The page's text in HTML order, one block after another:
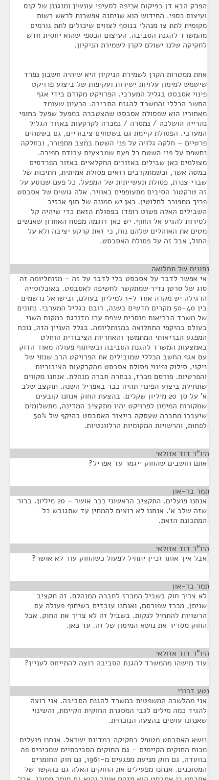
הפרק הבא דן בפיקוח אכיפה לסעיפי עונשין ומנגנון של קנס
ועיצום כספי. החידוש הוא שניתנה אפשרות לראש רשות
מקומית לתת צו מנהלי בנוסף לצווים שיכולים לתת גורמים
מהמשרד להגנת הסביבה. העיצום הכספי שהוא יחסית חדש
לחקיקה שלנו ישולם לקרן לשמירת הניקיון.
אחת ממטרות הקרן לשמירת הניקיון היא שיהיה חשבון נפרד
שישמש למימון עלויות ישירות ועקיפות של ביצוע פרויקט
פינוי אסבסט בגליל המערבי. הפרויקט מקודם בידי אגף
החשב הכללי והמשרד להגנת הסביבה. הרעיון שעומד
מאחוריו הוא שפסולת אסבסט שהצטברה במפעל שפעל בחופי
נהרייה הושלכה / נמסרה / נמכרה לקרקעות באזור הגליל
המערבי. הפסולת קיימת גם בשטחים ציבוריים, גם בשטחים
פרטיים – חלקה גלויה על פני השטח במצב מתפורר, ובחלקה
נחשפת על פני השטח כל פעם שמבצעים עבודת חפירה.
מצולמים כאן שבילים באזורים החקלאיים באזור הפרדסים
במטה אשר, וכשמתקרבים רואים פסולת אמיתית, חתיכות של
שברי צנרת, פסולת תעשייתית של המפעל. כל פעם שנוסע על
זה טרקטור הסיבים מתעופפים באוויר. אלה גושים של אסבסט
פריך מתפורר לחלוטין. כאן יש תמונה של חוף אכזיב –
השבילים האלה פשוט רופדו בפסולת הזאת כדי שיהיה קל
לסירות להגיע אל החוף. יש כאן דוגמה מפסח האחרון שאנשים
מטים את האוהלים שלהם נוח, כי זאת קרקע יציבה ולא על
החול, אבל זה על פסולת האסבסט.
נתונים של תחלואה
אי אפשר לדבר על אסבסט בלי לדבר על זה – מזותליומה זה
סוג של סרטן נדיר שמתקשר לחשיפה לאסבסט. באוכלוסייה
הרגילה יש מקרה אחד ל-1 למיליון בעולם, ובישראל נרשמים
בין 50-40 מקרים חדשים בשנה, רובם בגליל המערבי. נתונים
של משרד הבריאות מוסרים שנפת עכו מדורגת במקום השני
בעולם בהיקפי התחלואה במזותליומה. בגלל העניין הזה, נוכח
המפגע הבריאותי המתמשך והאחריות הציבורית הוחלט
באמצעות המשרד להגנת הסביבה ובשיתוף פעולה מאוד הדוק
עם אגף החשב הכללי שמובילים את הפרויקט הרב שנתי של
ניקוי, סילוק ופינוי פסולת אסבסט מהקרקעות הציבוריות
והפרטיות. פורסם מכרז, נבחרה חברה מנהלת. אנחנו מקווים
שתחילת ביצוע הפינוי תהיה כבר באפריל השנה. תוקצב שלב
א' על סך 20 מיליון שקלים. בהצעת החוק אנחנו קובעים
שמקורות המימון לפרויקט יהיו מתקציב המדינה, מתשלומים
שיעברו מחברה שעסקה בייצור האסבסט בהיקף של 50%
לפחות, והרשויות המקומיות הרלוונטיות.
היו"ר דוד אזולאי
אתם חושבים שהחוק ייגמר עד אפריל?
תמר בר-און
אנחנו פועלים. התקציב הראשוני כבר אושר – 20 מיליון. ברור
שזה שלב א'. אנחנו לא רוצים להמתין עד שתגובש כל
המתכונת הזאת.
היו"ר דוד אזולאי
אבל איך אותו זכיין יתחיל לפעול כשהחוק עוד לא אושר?
תמר בר-און
לא צריך חוק בשביל המכרז לחברה המנהלת. זה תקציב
שניתן, מכרז שפורסם, ואנחנו עובדים בשיתוף פעולה עם
הרשויות להתחיל לנקות. בשביל זה לא צריך את החוק. אבל
החוק מסדיר את נושא המימון של זה. עד כאן.
היו"ר דוד אזולאי
עוד מישהו מהמשרד להגנת הסביבה רוצה להתייחס לעניין?
נטע דרורי
אני מהלשכה המשפטית במשרד להגנת הסביבה. אני רוצה
להגיד כמה מילים לגבי המסגרת החוקית הקיימת, והשינוי
שאנחנו עושים בהצעה הנוכחית.
נושא האסבסט מטופל בחקיקה במדינת ישראל. אנחנו פועלים
מכוח החוקים הקיימים – גם החוקים הסביבתיים שמכירים פה
בוועדה, גם חוק מניעת מפגעים מ-1961, גם חוק החומרים
המסוכנים. אנחנו מפעילים את החוקים האלה גם בהקשר של